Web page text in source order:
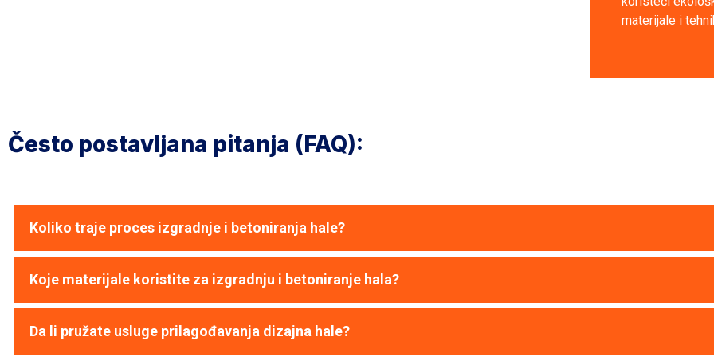
materijale i
Često postavljana pitanja (FAQ):
Koliko traje proces izgradnje i betoniranja hale?
Koje materijale koristite za izgradnju i betoniranje hala?
Da li pružate usluge prilagođavanja dizajna hale?